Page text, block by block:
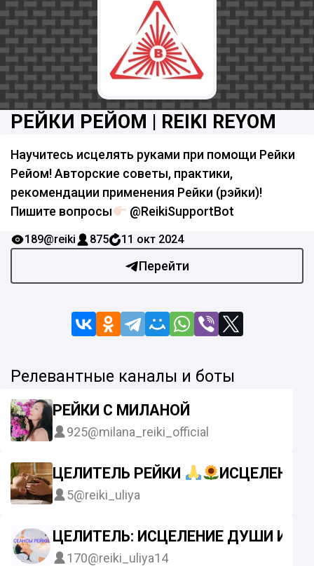
РЕЙКИ РЕЙОМ | REIKI REYOM
Научитесь исцелять руками при помощи Рейки
Рейом! Авторские советы, практики,
рекомендации применения Рейки (рэйки)!
Пишите вопросы
@ReikiSupportBot
Перейти
189@reiki 875 11 окт 2024
Релевантные каналы и боты
РЕЙКИ С МИЛАНОЙ
925@milana_reiki_official
ЦЕЛИТЕЛЬ РЕЙКИ
5@reiki_uliya
ЦЕЛИТЕЛЬ: ИСЦЕЛЕНИЕ ДУШИ И
170@reiki_uliya14